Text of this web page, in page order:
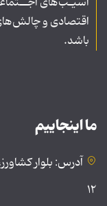
اقتصادی و
باشد.
ما اینجاییم
آدرس: بلوار
۱۲